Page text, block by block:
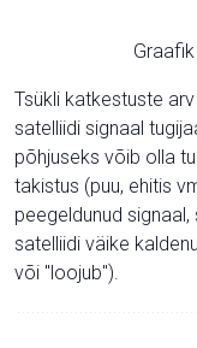
Tsükli katkestuste
satelliidi signaal
põhjuseks võib olla
takistus (puu, ehitis
peegeldunud
satelliidi väike
või "loojub").